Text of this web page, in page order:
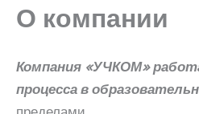
О компании
Компания «УЧКОМ»
процесса в